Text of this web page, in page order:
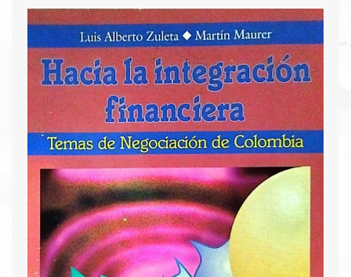
incluyendo diversos establecimientos de crédito,
organismos cooperativos, sociedades de
capitalización y otras entidades financieras. Se
enfoca en los bancos, corporaciones financieras
privadas y corporaciones de ahorro y vivienda,
que conforman la mayor parte del sector
financiero.
Descargar PDF